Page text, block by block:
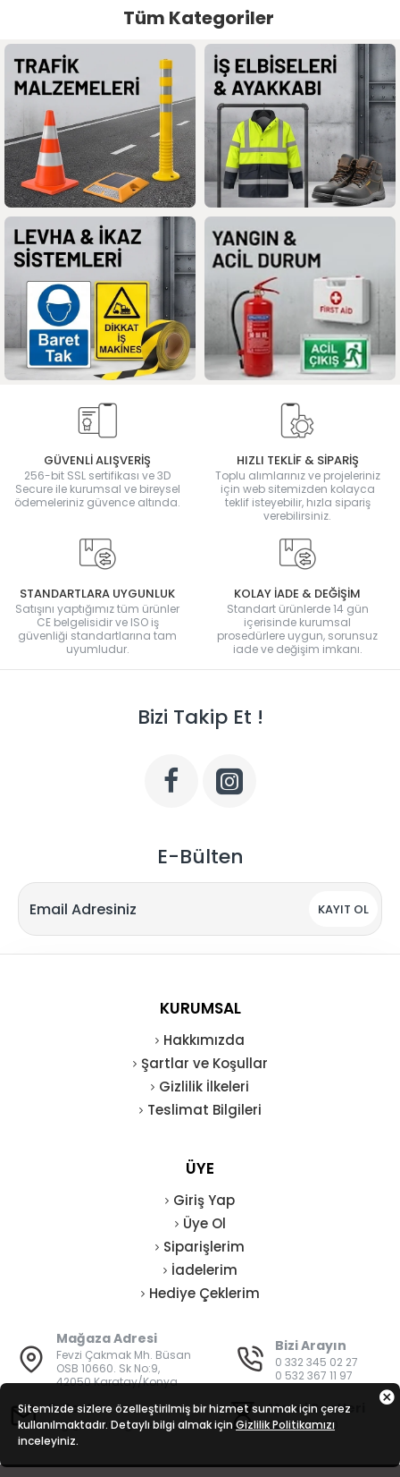
Tüm Kategoriler
GÜVENLİ ALIŞVERİŞ
256-bit SSL sertifikası ve 3D
Secure ile kurumsal ve bireysel
ödemeleriniz güvence altında.
HIZLI TEKLİF & SİPARİŞ
Toplu alımlarınız ve projeleriniz
için web sitemizden kolayca
teklif isteyebilir, hızla sipariş
verebilirsiniz.
STANDARTLARA UYGUNLUK
Satışını yaptığımız tüm ürünler
CE belgelisidir ve ISO iş
güvenliği standartlarına tam
uyumludur.
KOLAY İADE & DEĞİŞİM
Standart ürünlerde 14 gün
içerisinde kurumsal
prosedürlere uygun, sorunsuz
iade ve değişim imkanı.
Bizi Takip Et !
E-Bülten
KAYIT OL
KURUMSAL
Hakkımızda
Şartlar ve Koşullar
Gizlilik İlkeleri
Teslimat Bilgileri
ÜYE
Giriş Yap
Üye Ol
Siparişlerim
İadelerim
Hediye Çeklerim
Mağaza Adresi
Fevzi Çakmak Mh. Büsan
OSB 10660. Sk No:9,
42050 Karatay/Konya
Bizi Arayın
0 332 345 02 27
0 532 367 11 97
E-Posta
bilgi@vatanisguvenligi.com
Mesai Saatleri
08:00 - 19:00
Sitemizde sizlere özelleştirilmiş bir hizmet sunmak için çerez
kullanılmaktadır. Detaylı bilgi almak için Gizlilik Politikamızı
inceleyiniz.